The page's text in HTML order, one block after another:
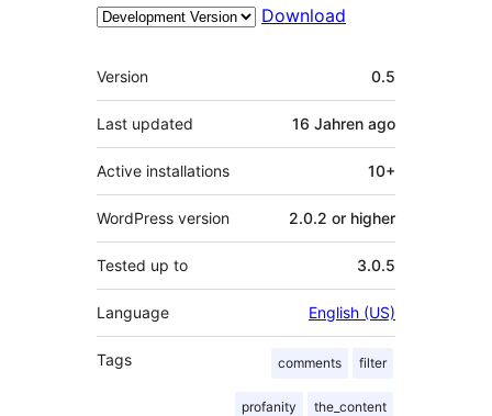
Download
Meta
Version 0.5
Last updated 16 Jahren ago
Active installations 10+
WordPress version 2.0.2 or higher
Tested up to 3.0.5
Language English (US)
Tags comments filter
profanity the_content